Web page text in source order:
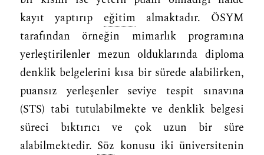
kayıt yaptırıp eğitim almaktadır. ÖSYM
tarafından örneğin mimarlık programına
yerleştirilenler mezun olduklarında diploma
denklik belgelerini kısa bir sürede alabilirken,
puansız yerleşenler seviye tespit sınavına
(STS) tabi tutulabilmekte ve denklik belgesi
süreci bıktırıcı ve çok uzun bir süre
alabilmektedir. Söz konusu iki üniversitenin